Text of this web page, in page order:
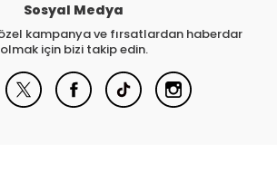
Sosyal Medya
kampanya ve fırsatlardan haberdar
olmak için bizi takip edin.